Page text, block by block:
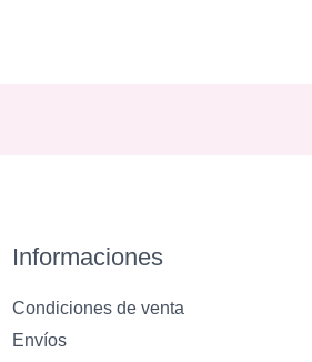
Informaciones
Condiciones de venta
Envíos